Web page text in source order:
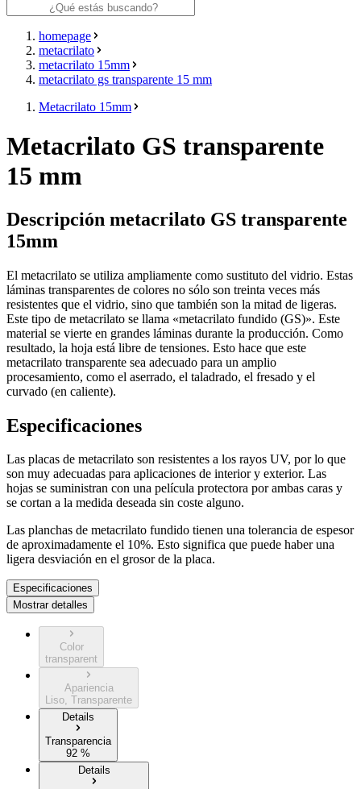
homepage
metacrilato
metacrilato 15mm
metacrilato gs transparente 15 mm
Metacrilato 15mm
Metacrilato GS transparente
15 mm
Descripción metacrilato GS transparente
15mm
El metacrilato se utiliza ampliamente como sustituto del vidrio. Estas
láminas transparentes de colores no sólo son treinta veces más
resistentes que el vidrio, sino que también son la mitad de ligeras.
Este tipo de metacrilato se llama «metacrilato fundido (GS)». Este
material se vierte en grandes láminas durante la producción. Como
resultado, la hoja está libre de tensiones. Esto hace que este
metacrilato transparente sea adecuado para un amplio
procesamiento, como el aserrado, el taladrado, el fresado y el
curvado (en caliente).
Especificaciones
Las placas de metacrilato son resistentes a los rayos UV, por lo que
son muy adecuadas para aplicaciones de interior y exterior. Las
hojas se suministran con una película protectora por ambas caras y
se cortan a la medida deseada sin coste alguno.
Las planchas de metacrilato fundido tienen una tolerancia de espesor
de aproximadamente el 10%. Esto significa que puede haber una
ligera desviación en el grosor de la placa.
Especificaciones
Mostrar detalles
Color
transparent
Apariencia
Liso, Transparente
Details
Transparencia
92 %
Details